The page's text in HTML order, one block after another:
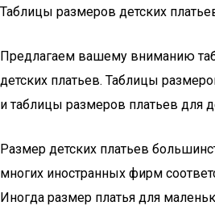
Таблицы размеров детских
Предлагаем вашему вниманию
детских платьев. Таблицы
и таблицы размеров платьев для
Размер детских платьев
многих иностранных фирм
Иногда размер платья для